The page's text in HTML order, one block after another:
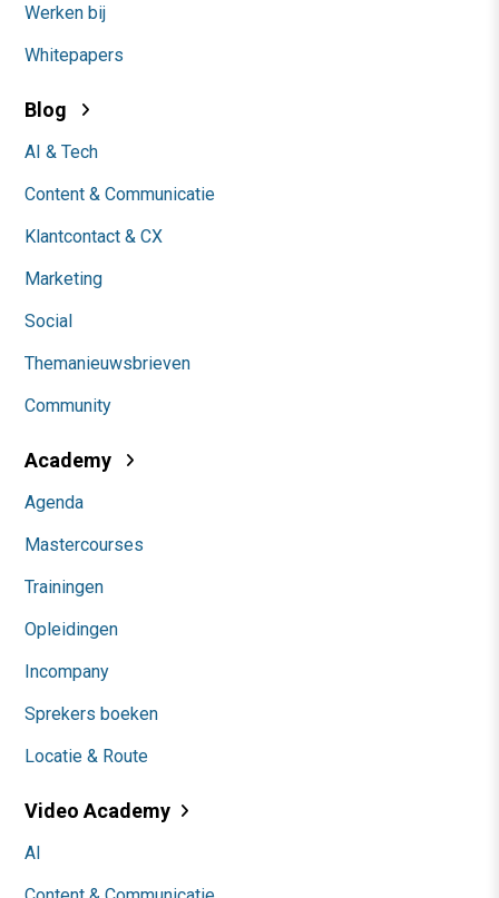
Werken bij
Whitepapers
Blog
AI & Tech
Content & Communicatie
Klantcontact & CX
Marketing
Social
Themanieuwsbrieven
Community
Academy
Agenda
Mastercourses
Trainingen
Opleidingen
Incompany
Sprekers boeken
Locatie & Route
Video Academy
AI